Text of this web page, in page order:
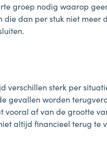
groep nodig waarop
dan per stuk niet meer
verschillen sterk per
gevallen worden
vooral af van de grootte
altijd financieel terug te